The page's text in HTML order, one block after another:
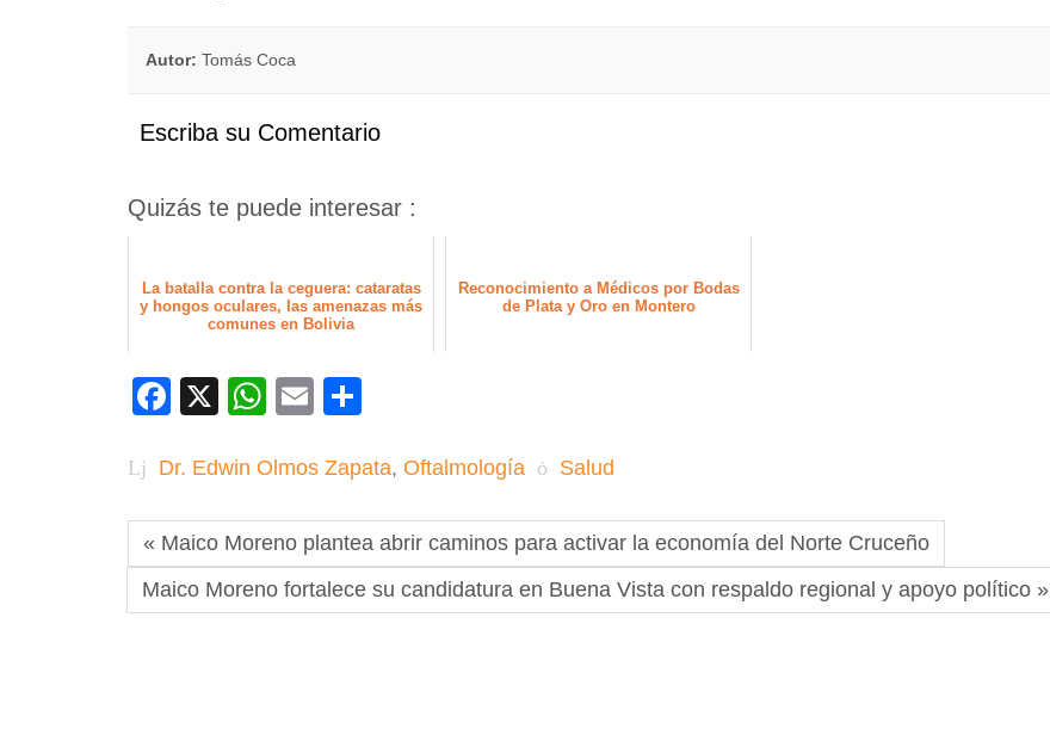
Autor: Tomás Coca
Escriba su Comentario
Quizás te puede interesar :
La batalla contra la ceguera: cataratas
y hongos oculares, las amenazas más
comunes en Bolivia
Reconocimiento a Médicos por Bodas
de Plata y Oro en Montero
Facebook
X WhatsApp
Email
Dr. Edwin Olmos Zapata, Oftalmología Salud
« Maico Moreno plantea abrir caminos para activar la economía del Norte Cruceño
Maico Moreno fortalece su candidatura en Buena Vista con respaldo regional y apoyo político »